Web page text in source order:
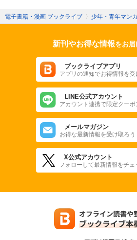
電子書籍・漫画 ブックライブ 〉 少年・青年マン
新刊やお得な情報をお届
ブックライブアプリ
アプリの通知でお得情報を受
LINE公式アカウント
アカウント連携で限定クーポ
メールマガジン
お得な最新情報を受け取ろう
X公式アカウント
フォローして最新情報をチェ